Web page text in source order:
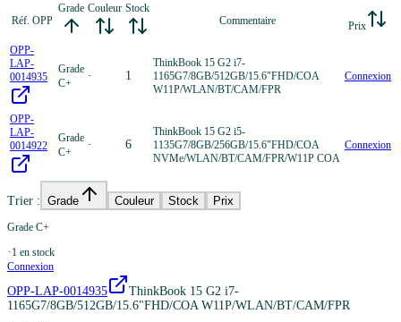
Réf. OPP
Grade Couleur Stock
Commentaire
Prix
OPP-
LAP-
0014935
Grade
C+
· 1
ThinkBook 15 G2 i7-
1165G7/8GB/512GB/15.6"FHD/COA
W11P/WLAN/BT/CAM/FPR
Connexion
OPP-
LAP-
0014922
Grade
C+
· 6
ThinkBook 15 G2 i5-
1135G7/8GB/256GB/15.6"FHD/COA
NVMe/WLAN/BT/CAM/FPR/W11P COA
Connexion
Trier : Grade Couleur Stock Prix
Grade C+
· 1 en stock
Connexion
OPP-LAP-0014935
ThinkBook 15 G2 i7-
1165G7/8GB/512GB/15.6"FHD/COA W11P/WLAN/BT/CAM/FPR